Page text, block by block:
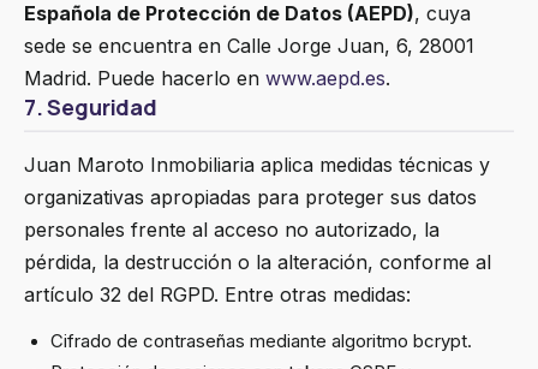
Española de Protección de Datos (AEPD), cuya
sede se encuentra en Calle Jorge Juan, 6, 28001
Madrid. Puede hacerlo en www.aepd.es.
7. Seguridad
Juan Maroto Inmobiliaria aplica medidas técnicas y
organizativas apropiadas para proteger sus datos
personales frente al acceso no autorizado, la
pérdida, la destrucción o la alteración, conforme al
artículo 32 del RGPD. Entre otras medidas:
Cifrado de contraseñas mediante algoritmo bcrypt.